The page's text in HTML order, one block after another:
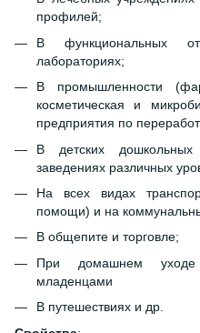
профилей;
В функциональных
лабораториях;
В промышленности
косметическая и
предприятия по
В детских
заведениях различных
На всех видах
помощи) и на
В общепите и торговле;
При домашнем уходе
младенцами
В путешествиях и др.